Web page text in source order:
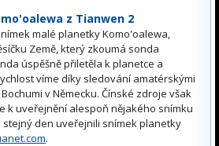
z Tianwen 2
malé planetky Komo'oalewa,
Země, který zkoumá sonda
úspěšně přiletěla k planetce a
víme díky sledování amatérskými
v Německu. Čínské zdroje však
k uveřejnění alespoň nějakého snímku
stejný den uveřejnili snímek planetky
.